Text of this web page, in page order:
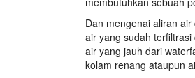
Dan mengenai aliran
air yang sudah
air yang jauh dari
kolam renang ataupun